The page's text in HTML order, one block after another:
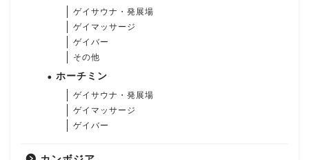
ゲイサウナ・発展場
ゲイマッサージ
ゲイバー
その他
ホーチミン
ゲイサウナ・発展場
ゲイマッサージ
ゲイバー